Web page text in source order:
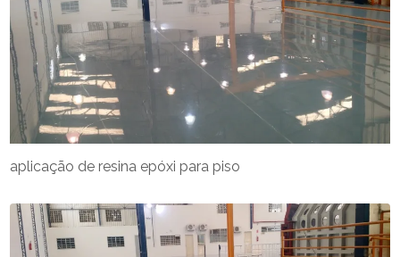
aplicação de resina epóxi para piso